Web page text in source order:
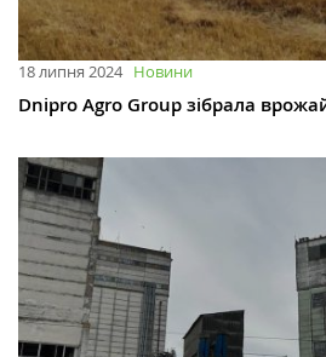
18 липня 2024 Новини
Dnipro Agro Group зібрала